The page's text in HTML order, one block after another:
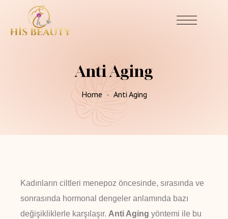
Anti Aging
Home Anti Aging
Kadınların ciltleri menepoz öncesinde, sırasında ve
sonrasında hormonal dengeler anlamında bazı
değişikliklerle karşılaşır. Anti Aging yöntemi ile bu